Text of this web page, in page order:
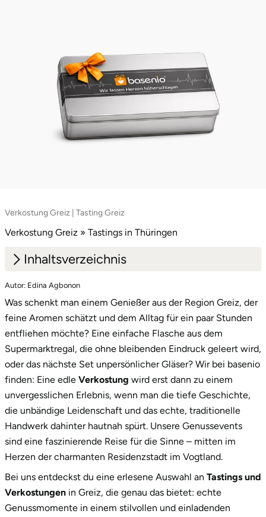
Verkostung Greiz | Tasting Greiz
Verkostung Greiz » Tastings in Thüringen
Inhaltsverzeichnis
1. Edle Tropfen, feine Aromen in Greiz
2.
Unsere Tasting-Vielfalt: Für jeden Gaumen
das passende Erlebnis
3. Ein Geschenk, das Eindruck macht: die
exklusive Box
4. Jetzt dein nächstes kulinarisches Abenteuer in
Greiz starten!
Autor: Edina Agbonon
Was schenkt man einem Genießer aus der Region Greiz, der
feine Aromen schätzt und dem Alltag für ein paar Stunden
entfliehen möchte? Eine einfache Flasche aus dem
Supermarktregal, die ohne bleibenden Eindruck geleert wird,
oder das nächste Set unpersönlicher Gläser? Wir bei basenio
finden: Eine edle Verkostung wird erst dann zu einem
unvergesslichen Erlebnis, wenn man die tiefe Geschichte,
die unbändige Leidenschaft und das echte, traditionelle
Handwerk dahinter hautnah spürt. Unsere Genussevents
sind eine faszinierende Reise für die Sinne – mitten im
Herzen der charmanten Residenzstadt im Vogtland.
Bei uns entdeckst du eine erlesene Auswahl an Tastings und
Verkostungen in Greiz, die genau das bietet: echte
Genussmomente in einem stilvollen und einladenden